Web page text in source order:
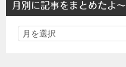
月別に記事をまとめたよ～